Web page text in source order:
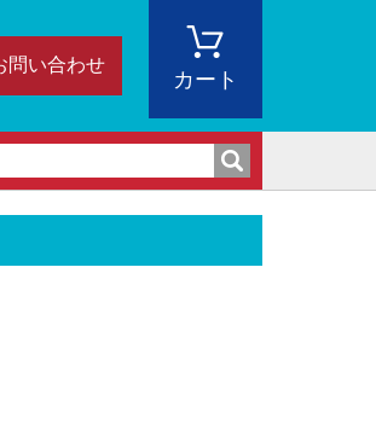
問い合わせ
カート